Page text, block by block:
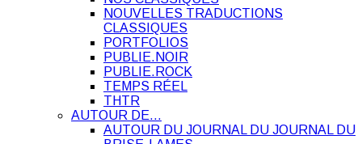
NOUVELLES TRADUCTIONS
CLASSIQUES
PORTFOLIOS
PUBLIE.NOIR
PUBLIE.ROCK
TEMPS RÉEL
THTR
AUTOUR DE…
AUTOUR DU JOURNAL DU JOURNAL DU